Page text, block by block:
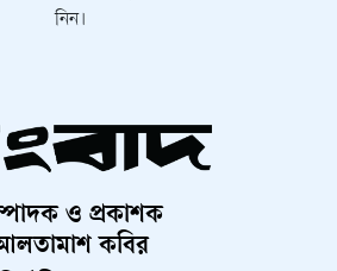
নিন।
ও প্রকাশক
কবির